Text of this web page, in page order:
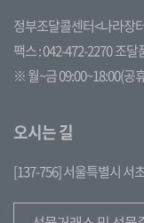
정부조달콜센터<나라장
팩스 : 042-472-2270조달
※ 월~금 09:00~18:00(공
오시는 길
[137-756] 서울특별시 서